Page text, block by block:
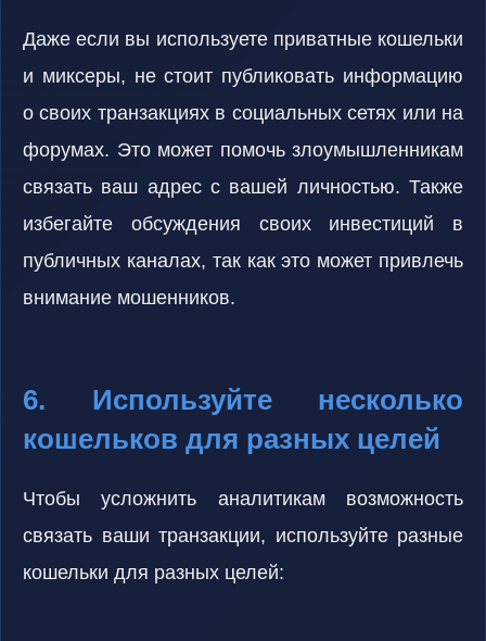
Даже если вы используете приватные кошельки
и миксеры, не стоит публиковать информацию
о своих транзакциях в социальных сетях или на
форумах. Это может помочь злоумышленникам
связать ваш адрес с вашей личностью. Также
избегайте обсуждения своих инвестиций в
публичных каналах, так как это может привлечь
внимание мошенников.
6. Используйте несколько
кошельков для разных целей
Чтобы усложнить аналитикам возможность
связать ваши транзакции, используйте разные
кошельки для разных целей: